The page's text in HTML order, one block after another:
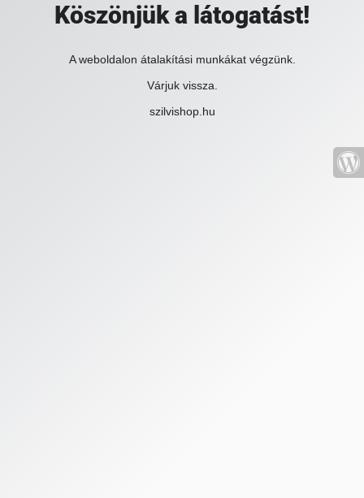
Köszönjük a látogatást!
A weboldalon átalakítási munkákat végzünk.
Várjuk vissza.
szilvishop.hu